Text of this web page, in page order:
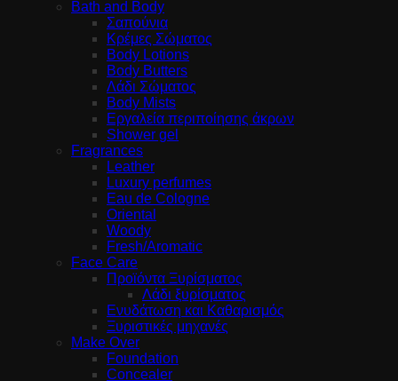
Bath and Body
Σαπούνια
Κρέμες Σώματος
Body Lotions
Body Butters
Λάδι Σώματος
Body Mists
Εργαλεία περιποίησης άκρων
Shower gel
Fragrances
Leather
Luxury perfumes
Eau de Cologne
Oriental
Woody
Fresh/Aromatic
Face Care
Προϊόντα Ξυρίσματος
Λάδι ξυρίσματος
Ενυδάτωση και Καθαρισμός
Ξυριστικές μηχανές
Make Over
Foundation
Concealer